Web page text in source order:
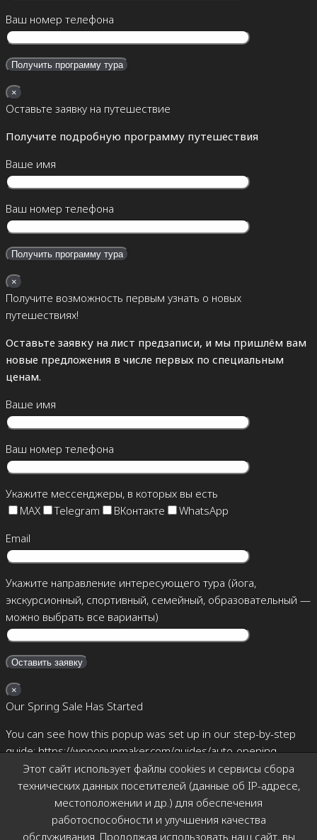
Этот сайт использует файлы cookies и сервисы сбора
технических данных посетителей (данные об IP-адресе,
местоположении и др.) для обеспечения
работоспособности и улучшения качества
обслуживания. Продолжая использовать наш сайт, вы
Ваш номер телефона
×
Оставьте заявку на путешествие
Получите подробную программу путешествия
Ваше имя
Ваш номер телефона
×
Получите возможность первым узнать о новых
путешествиях!
Оставьте заявку на лист предзаписи, и мы пришлём вам
новые предложения в числе первых по специальным
ценам.
Ваше имя
Ваш номер телефона
Укажите мессенджеры, в которых вы есть
MAX
Telegram ВКонтакте
WhatsApp
Email
Укажите направление интересующего тура (йога,
экскурсионный, спортивный, семейный, образовательный —
можно выбрать все варианты)
×
Our Spring Sale Has Started
You can see how this popup was set up in our step-by-step
guide: https://wppopupmaker.com/guides/auto-opening-
announcement-popups/
Позвоните мне